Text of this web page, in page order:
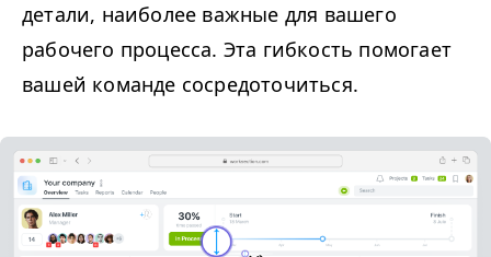
детали, наиболее важные для вашего
рабочего процесса. Эта гибкость помогает
вашей команде сосредоточиться.